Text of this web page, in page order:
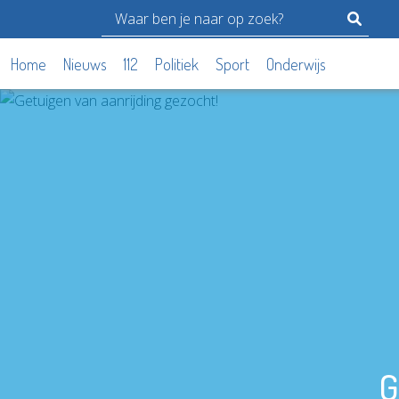
Home Nieuws 112 Politiek Sport Onderwijs